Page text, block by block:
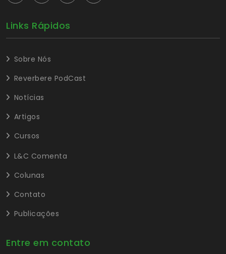
Links Rápidos
Sobre Nós
Reverbere PodCast
Notícias
Artigos
Cursos
L&C Comenta
Colunas
Contato
Publicações
Entre em contato